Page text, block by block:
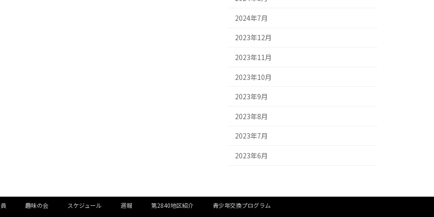
2024年7月
2023年12月
2023年11月
2023年10月
2023年9月
2023年8月
2023年7月
2023年6月
趣味の会 スケジュール 週報 第2840地区紹介 青少年交換プログラム